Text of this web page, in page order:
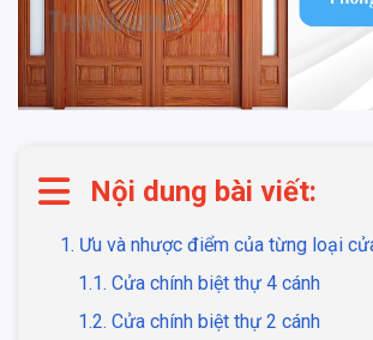
Nội dung bài viết:
1. Ưu và nhược điểm của từng loại
1.1. Cửa chính biệt thự 4 cánh
1.2. Cửa chính biệt thự 2 cánh